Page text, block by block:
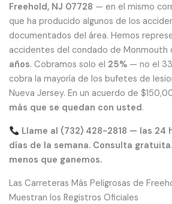
Freehold, NJ 07728 — en el mismo
que ha producido algunos de los
documentados del área. Hemos
accidentes del condado de Monmouth
años. Cobramos solo el 25% — no el
cobra la mayoría de los bufetes de
Nueva Jersey. En un acuerdo de
más que se quedan con usted.
Llame al (732) 428-2818 — las 24
días de la semana. Consulta
menos que ganemos.
Las Carreteras Más Peligrosas de
Muestran los Registros Oficiales